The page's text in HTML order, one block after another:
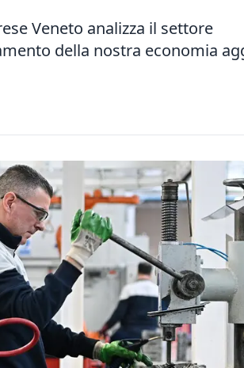
Veneto analizza il settore
della nostra economia